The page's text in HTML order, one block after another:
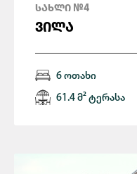
ᲡᲐᲮᲚᲘ №4
ᲕᲘᲚᲐ
6 ოთახი
61.4 მ² ტერასა